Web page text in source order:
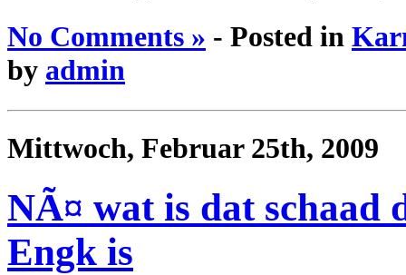
No Comments » - Posted in
by admin
Mittwoch, Februar 25th, 2009
NÃ¤ wat is dat schaad
Engk is